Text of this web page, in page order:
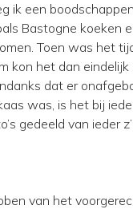
ik een
Bastogne koeken
Toen was het
kon het dan
dat er
was, is het bij
gedeeld van ieder
van het